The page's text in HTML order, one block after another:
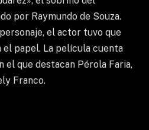
por Raymundo de Souza.
el actor tuvo que
papel. La película cuenta
el que destacan Pérola Faria,
Franco.